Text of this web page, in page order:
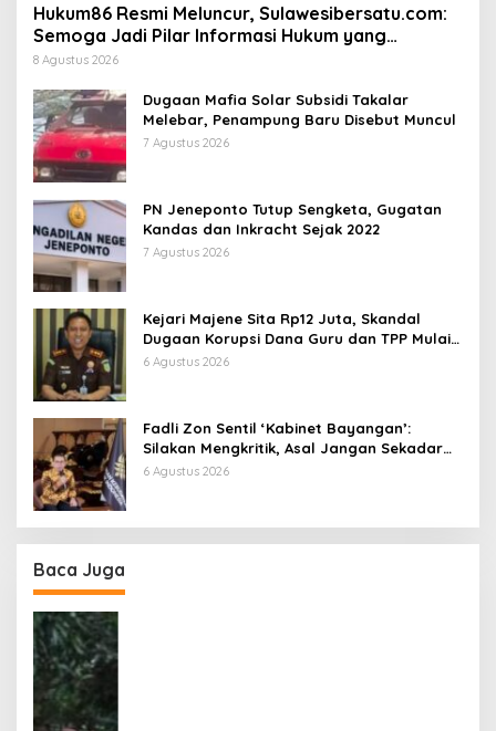
Hukum86 Resmi Meluncur, Sulawesibersatu.com:
Semoga Jadi Pilar Informasi Hukum yang
Berintegritas
8 Agustus 2026
Dugaan Mafia Solar Subsidi Takalar
Melebar, Penampung Baru Disebut Muncul
7 Agustus 2026
PN Jeneponto Tutup Sengketa, Gugatan
Kandas dan Inkracht Sejak 2022
7 Agustus 2026
Kejari Majene Sita Rp12 Juta, Skandal
Dugaan Korupsi Dana Guru dan TPP Mulai
Terkuak
6 Agustus 2026
Fadli Zon Sentil ‘Kabinet Bayangan’:
Silakan Mengkritik, Asal Jangan Sekadar
Bayangan
6 Agustus 2026
Baca Juga